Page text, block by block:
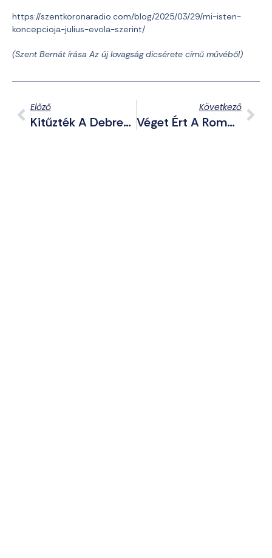
https://szentkoronaradio.com/blog/2025/03/29/mi-isten-
koncepcioja-julius-evola-szerint/
(Szent Bernát írása Az új lovagság dicsérete című művéből)
Előző
Kitűzték A Debreceni Városházára Az LMBTQP-Zászlót (+VIDEÓ)
Következő
Véget Ért A Román Választások Első Fordulója, A Magyarellenes AUR Jelöltje Nyert